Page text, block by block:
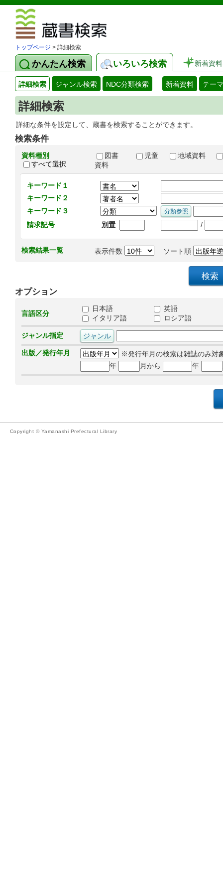
トップページ > 詳細検索
かんたん検索 いろいろ検索 新着資料
詳細検索 ジャンル検索 NDC分類検索 新着資料 テー
詳細検索
詳細な条件を設定して、蔵書を検索することができます。
検索条件
資料種別
すべて選択
図書 児童
地域資料
資料
キーワード１
キーワード２
キーワード３
請求記号
別置 /
検索結果一覧 表示件数 ソート順
オプション
言語区分
日本語
英語
イタリア語
ロシア語
ジャンル指定
出版／発行年月
※発行年月の検索は雑誌のみ対
年
月から 年
Copyright © Yamanashi Prefectural Library